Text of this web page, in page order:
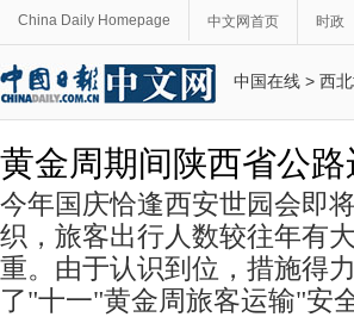
China Daily Homepage 中文网首页 时政
中国在线 > 西
黄金周期间陕西省公
今年国庆恰逢西安世园会即
织，旅客出行人数较往年有
重。由于认识到位，措施得
了"十一"黄金周旅客运输"安